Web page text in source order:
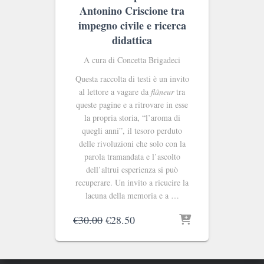
Antonino Criscione tra
impegno civile e ricerca
didattica
A cura di Concetta Brigadeci
Questa raccolta di testi è un invito
al lettore a vagare da flâneurtra
queste pagine e a ritrovare in esse
la propria storia, “l’aroma di
quegli anni”, il tesoro perduto
delle rivoluzioni che solo con la
parola tramandata e l’ascolto
dell’altrui esperienza si può
recuperare. Un invito a ricucire la
lacuna della memoria e a …
€30.00 Il
originale
era:
€28.50Il
attuale
è: